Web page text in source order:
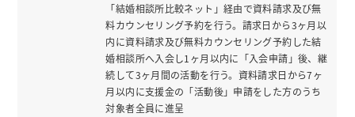
「結婚相談所比較ネット」経由で資料請求及び無
料カウンセリング予約を行う。請求日から3ヶ月以
内に資料請求及び無料カウンセリング予約した結
婚相談所へ入会し1ヶ月以内に「入会申請」後、継
続して3ヶ月間の活動を行う。資料請求日から7ヶ
月以内に支援金の「活動後」申請をした方のうち
対象者全員に進呈